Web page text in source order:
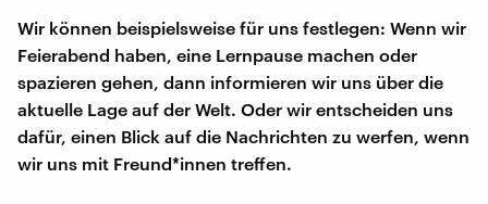
Wir können beispielsweise für uns festlegen: Wenn wir
Feierabend haben, eine Lernpause machen oder
spazieren gehen, dann informieren wir uns über die
aktuelle Lage auf der Welt. Oder wir entscheiden uns
dafür, einen Blick auf die Nachrichten zu werfen, wenn
wir uns mit Freund*innen treffen.